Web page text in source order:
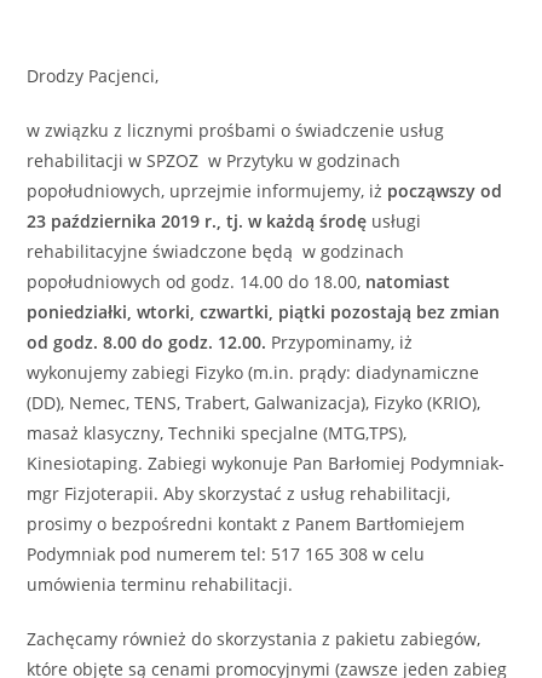
Drodzy Pacjenci,
w związku z licznymi prośbami o świadczenie usług
rehabilitacji w SPZOZ w Przytyku w godzinach
popołudniowych, uprzejmie informujemy, iż począwszy od
23 października 2019 r., tj. w każdą środę usługi
rehabilitacyjne świadczone będą w godzinach
popołudniowych od godz. 14.00 do 18.00, natomiast
poniedziałki, wtorki, czwartki, piątki pozostają bez zmian
od godz. 8.00 do godz. 12.00. Przypominamy, iż
wykonujemy zabiegi Fizyko (m.in. prądy: diadynamiczne
(DD), Nemec, TENS, Trabert, Galwanizacja), Fizyko (KRIO),
masaż klasyczny, Techniki specjalne (MTG,TPS),
Kinesiotaping. Zabiegi wykonuje Pan Barłomiej Podymniak-
mgr Fizjoterapii. Aby skorzystać z usług rehabilitacji,
prosimy o bezpośredni kontakt z Panem Bartłomiejem
Podymniak pod numerem tel: 517 165 308 w celu
umówienia terminu rehabilitacji.
Zachęcamy również do skorzystania z pakietu zabiegów,
które objęte są cenami promocyjnymi (zawsze jeden zabieg